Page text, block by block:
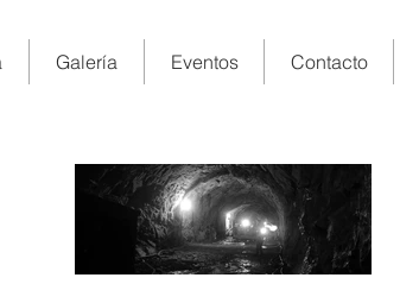
Galería Eventos Contacto